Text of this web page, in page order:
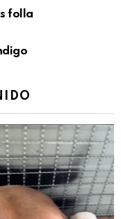
folla